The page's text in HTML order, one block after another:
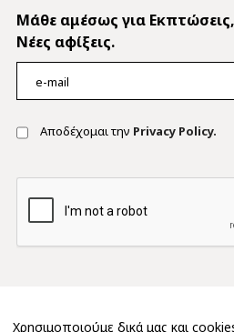
Mάθε αμέσως για
Νέες αφίξεις.
Αποδέχομαι την Privacy Policy.
Χρησιμοποιούμε δικά μας και